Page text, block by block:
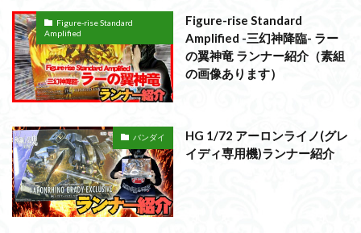
Figure-rise Standard
Amplified
Figure-rise Standard
Amplified -三幻神降臨- ラー
の翼神竜 ランナー紹介（素組
の画像あります）
バンダイ
HG 1/72 アーロンライノ(グレ
イディ専用機)ランナー紹介